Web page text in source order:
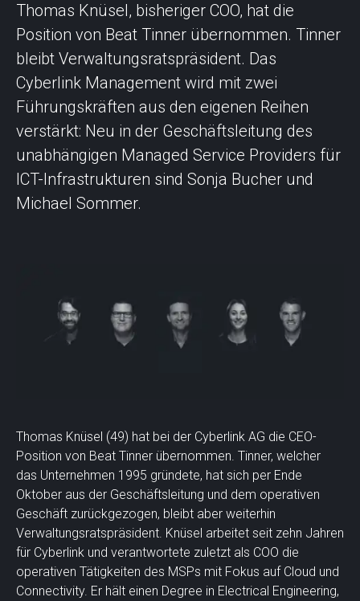
Thomas Knüsel, bisheriger COO, hat die
Position von Beat Tinner übernommen. Tinner
bleibt Verwaltungsratspräsident. Das
Cyberlink Management wird mit zwei
Führungskräften aus den eigenen Reihen
verstärkt: Neu in der Geschäftsleitung des
unabhängigen Managed Service Providers für
ICT-Infrastrukturen sind Sonja Bucher und
Michael Sommer.
Thomas Knüsel (49) hat bei der Cyberlink AG die CEO-
Position von Beat Tinner übernommen. Tinner, welcher
das Unternehmen 1995 gründete, hat sich per Ende
Oktober aus der Geschäftsleitung und dem operativen
Geschäft zurückgezogen, bleibt aber weiterhin
Verwaltungsratspräsident. Knüsel arbeitet seit zehn Jahren
für Cyberlink und verantwortete zuletzt als COO die
operativen Tätigkeiten des MSPs mit Fokus auf Cloud und
Connectivity. Er hält einen Degree in Electrical Engineering,